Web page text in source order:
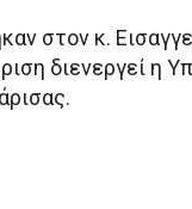
στον κ.
διενεργεί η